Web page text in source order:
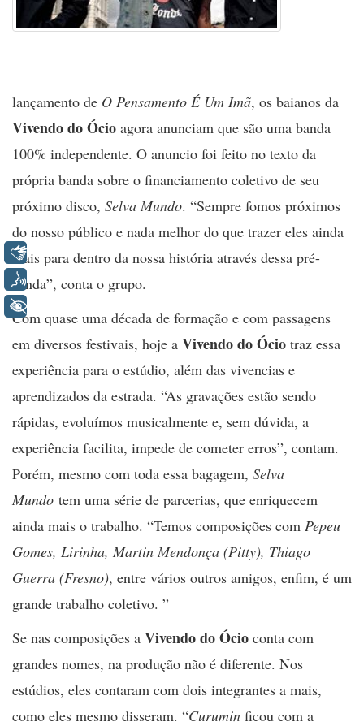
lançamento de O Pensamento É Um Imã, os baianos da
Vivendo do Ócio agora anunciam que são uma banda
100% independente. O anuncio foi feito no texto da
própria banda sobre o financiamento coletivo de seu
próximo disco, Selva Mundo. “Sempre fomos próximos
do nosso público e nada melhor do que trazer eles ainda
mais para dentro da nossa história através dessa pré-
venda”, conta o grupo.
Com quase uma década de formação e com passagens
em diversos festivais, hoje a Vivendo do Ócio traz essa
experiência para o estúdio, além das vivencias e
aprendizados da estrada. “As gravações estão sendo
rápidas, evoluímos musicalmente e, sem dúvida, a
experiência facilita, impede de cometer erros”, contam.
Porém, mesmo com toda essa bagagem, Selva
Mundo tem uma série de parcerias, que enriquecem
ainda mais o trabalho. “Temos composições com Pepeu
Gomes, Lirinha, Martin Mendonça (Pitty), Thiago
Guerra (Fresno), entre vários outros amigos, enfim, é um
grande trabalho coletivo. ”
Se nas composições a Vivendo do Ócio conta com
grandes nomes, na produção não é diferente. Nos
estúdios, eles contaram com dois integrantes a mais,
como eles mesmo disseram. “Curumin ficou com a
Libras
Voz